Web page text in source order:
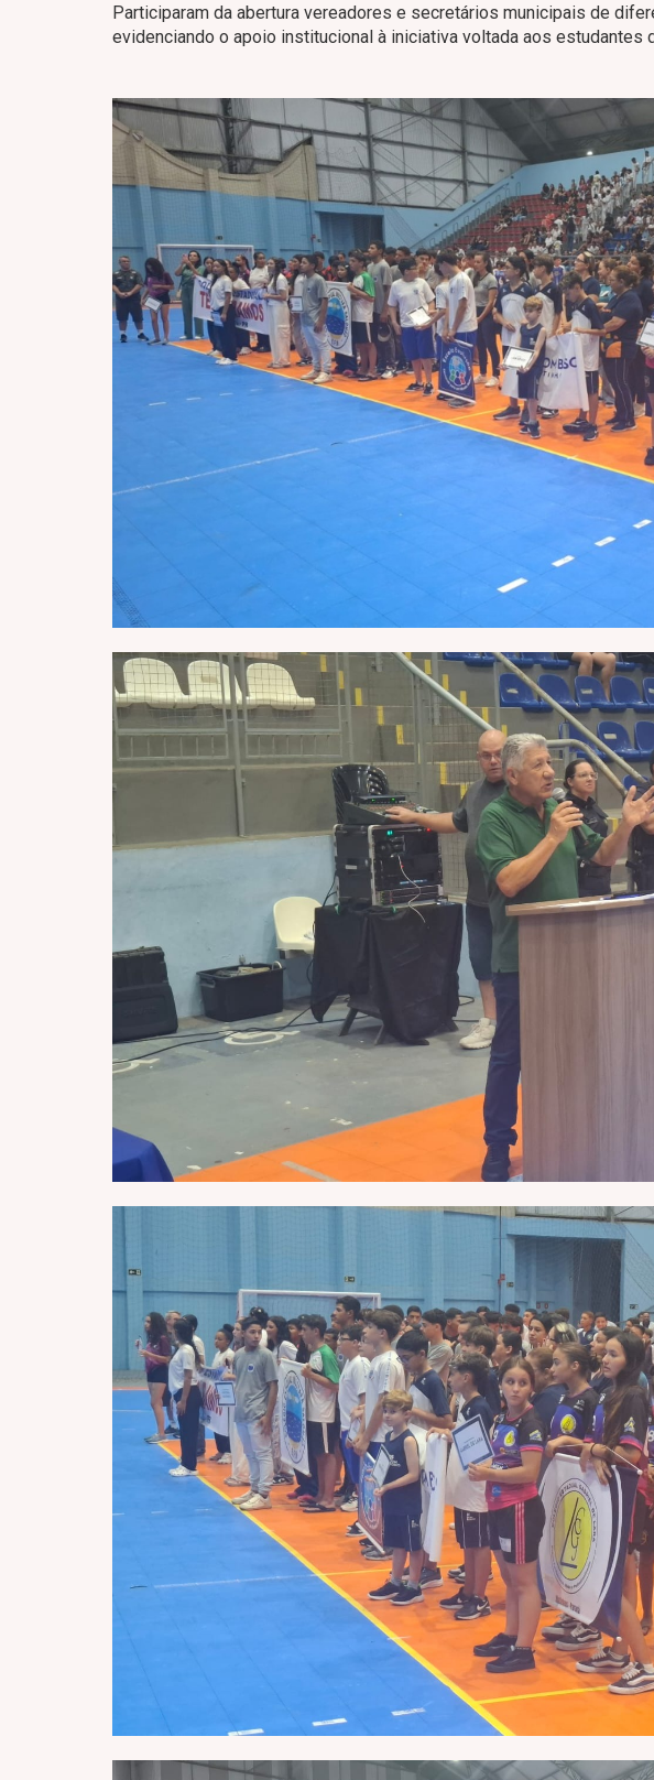
Participaram da abertura vereadores e secretários municipais de
evidenciando o apoio institucional à iniciativa voltada aos estudantes